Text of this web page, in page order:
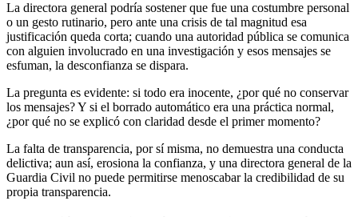
La directora general podría sostener que fue una costumbre personal
o un gesto rutinario, pero ante una crisis de tal magnitud esa
justificación queda corta; cuando una autoridad pública se comunica
con alguien involucrado en una investigación y esos mensajes se
esfuman, la desconfianza se dispara.
La pregunta es evidente: si todo era inocente, ¿por qué no conservar
los mensajes? Y si el borrado automático era una práctica normal,
¿por qué no se explicó con claridad desde el primer momento?
La falta de transparencia, por sí misma, no demuestra una conducta
delictiva; aun así, erosiona la confianza, y una directora general de la
Guardia Civil no puede permitirse menoscabar la credibilidad de su
propia transparencia.